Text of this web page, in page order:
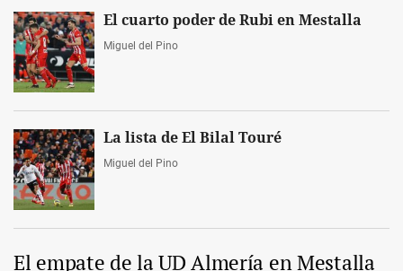
El cuarto poder de Rubi en Mestalla
Miguel del Pino
La lista de El Bilal Touré
Miguel del Pino
El empate de la UD Almería en Mestalla